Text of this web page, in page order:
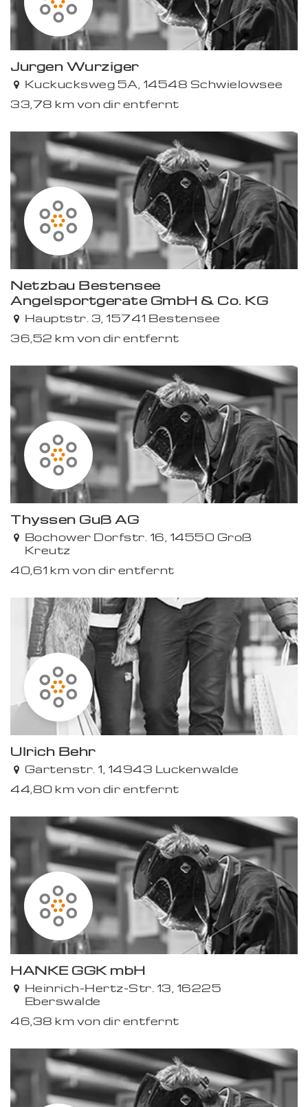
Jürgen Wurziger
Kuckucksweg 5A, 14548 Schwielowsee
33,78 km von dir entfernt
Netzbau Bestensee
Angelsportgeräte GmbH & Co. KG
Hauptstr. 3, 15741 Bestensee
36,52 km von dir entfernt
Thyssen Guß AG
Bochower Dorfstr. 16, 14550 Groß
Kreutz
40,61 km von dir entfernt
Ulrich Behr
Gartenstr. 1, 14943 Luckenwalde
44,80 km von dir entfernt
HANKE GGK mbH
Heinrich-Hertz-Str. 13, 16225
Eberswalde
46,38 km von dir entfernt